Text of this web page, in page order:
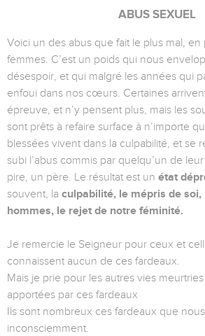
ABUS SEXUEL
Voici un des abus que fait le plus mal,
femmes. C’est un poids qui nous
désespoir, et qui malgré les années qui
enfoui dans nos cœurs. Certaines
épreuve, et n’y pensent plus, mais les
sont prêts à refaire surface à n’importe
blessées vivent dans la culpabilité, et se
subi l’abus commis par quelqu’un de
pire, un père. Le résultat est un état
souvent, la culpabilité, le mépris de
hommes, le rejet de notre féminité.
Je remercie le Seigneur pour ceux et
connaissent aucun de ces fardeaux.
Mais je prie pour les autres vies
apportées par ces fardeaux
Ils sont nombreux ces fardeaux que
inconsciemment.